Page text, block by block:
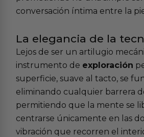
conversación íntima entre la
La elegancia de la
Lejos de ser un artilugio
instrumento de exploración
superficie, suave al tacto, se
eliminando cualquier barrera
permitiendo que la mente se
centrarse únicamente en las
vibración que recorren el